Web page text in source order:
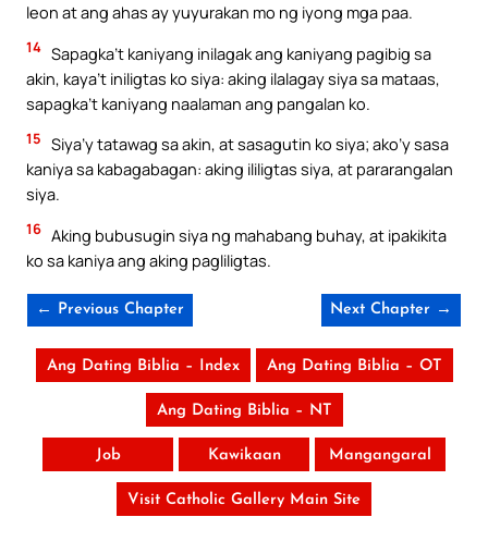
leon at ang ahas ay yuyurakan mo ng iyong mga paa.
14 Sapagka’t kaniyang inilagak ang kaniyang pagibig sa
akin, kaya’t iniligtas ko siya: aking ilalagay siya sa mataas,
sapagka’t kaniyang naalaman ang pangalan ko.
15 Siya’y tatawag sa akin, at sasagutin ko siya; ako’y sasa
kaniya sa kabagabagan: aking ililigtas siya, at pararangalan
siya.
16 Aking bubusugin siya ng mahabang buhay, at ipakikita
ko sa kaniya ang aking pagliligtas.
← Previous Chapter Next Chapter →
Ang Dating Biblia – Index Ang Dating Biblia – OT
Ang Dating Biblia – NT
Job Kawikaan Mangangaral
Visit Catholic Gallery Main Site